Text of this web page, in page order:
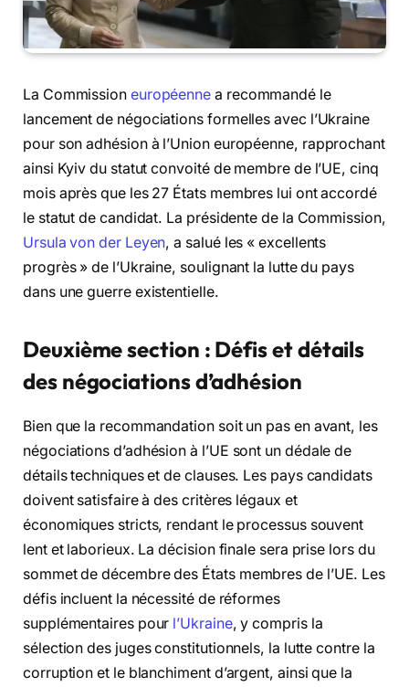
La Commission européennea recommandé le
lancement de négociations formelles avec l’Ukraine
pour son adhésion à l’Union européenne, rapprochant
ainsi Kyiv du statut convoité de membre de l’UE, cinq
mois après que les 27 États membres lui ont accordé
le statut de candidat. La présidente de la Commission,
Ursula von der Leyen, a salué les « excellents
progrès » de l’Ukraine, soulignant la lutte du pays
dans une guerre existentielle.
Deuxième section : Défis et détails
des négociations d’adhésion
Bien que la recommandation soit un pas en avant, les
négociations d’adhésion à l’UE sont un dédale de
détails techniques et de clauses. Les pays candidats
doivent satisfaire à des critères légaux et
économiques stricts, rendant le processus souvent
lent et laborieux. La décision finale sera prise lors du
sommet de décembre des États membres de l’UE. Les
défis incluent la nécessité de réformes
supplémentaires pour l’Ukraine, y compris la
sélection des juges constitutionnels, la lutte contre la
corruption et le blanchiment d’argent, ainsi que la